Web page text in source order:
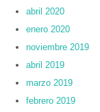
abril 2020
enero 2020
noviembre 2019
abril 2019
marzo 2019
febrero 2019